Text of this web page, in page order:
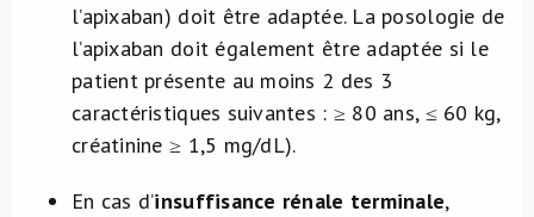
l’apixaban) doit être adaptée. La posologie de
l’apixaban doit également être adaptée si le
patient présente au moins 2 des 3
caractéristiques suivantes : ≥ 80 ans, ≤ 60 kg,
créatinine ≥ 1,5 mg/dL).
En cas d’insuffisance rénale terminale,